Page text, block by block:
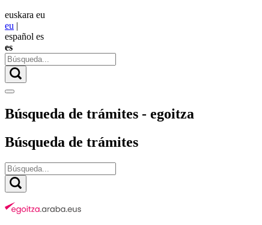
euskara eu
eu |
español es
es
Búsqueda de trámites - egoitza
Búsqueda de trámites